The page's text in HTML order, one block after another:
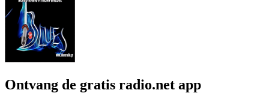
Ontvang de gratis radio.net app